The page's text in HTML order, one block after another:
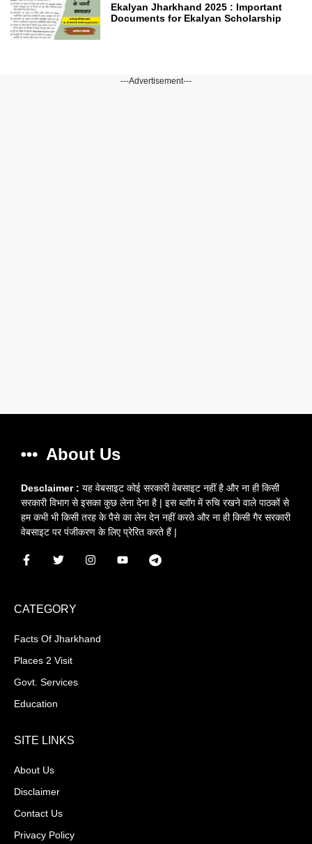
Ekalyan Jharkhand 2025 : Important
Documents for Ekalyan Scholarship
---Advertisement---
About Us
Desclaimer : यह वेबसाइट कोई सरकारी वेबसाइट नहीं है और ना ही किसी
सरकारी विभाग से इसका कुछ लेना देना है | इस ब्लॉग में रुचि रखने वाले पाठकों से
हम कभी भी किसी तरह के पैसे का लेन देन नहीं करते और ना ही किसी गैर सरकारी
वेबसाइट पर पंजीकरण के लिए प्रेरित करते हैं |
CATEGORY
Facts Of Jharkhand
Places 2 Visit
Govt. Services
Education
SITE LINKS
About Us
Disclaimer
Contact Us
Privacy Policy